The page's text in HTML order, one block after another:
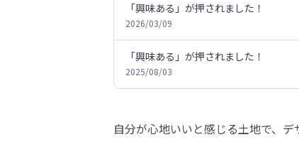
「興味ある」が押されました！
2026/03/09
「興味ある」が押されました！
2025/08/03
自分が心地いいと感じる土地で、